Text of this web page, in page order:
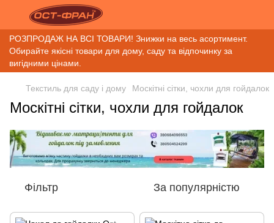
РОЗПРОДАЖ НА ВСІ ТОВАРИ! Знижки на весь асортимент.
Обирайте якісні товари для дому, саду та відпочинку за
вигідними цінами.
Текстиль для саду і дому Москітні сітки, чохли для гойдалок
Москітні сітки, чохли для гойдалок
Фільтр За популярністю